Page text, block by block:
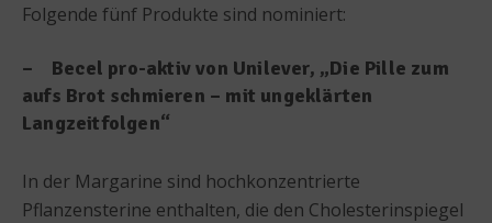
Folgende fünf Produkte sind nominiert:
– Becel pro-aktiv von Unilever, „Die Pille zum
aufs Brot schmieren – mit ungeklärten
Langzeitfolgen“
In der Margarine sind hochkonzentrierte
Pflanzensterine enthalten, die den Cholesterinspiegel